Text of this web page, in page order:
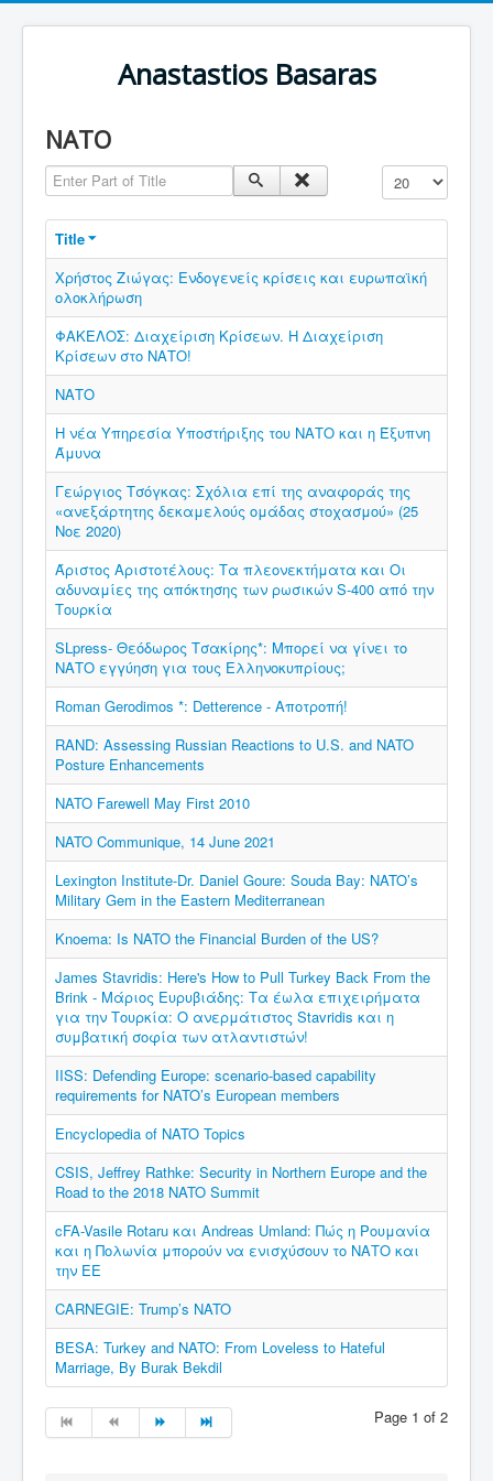
Anastastios Basaras
ΝΑΤΟ
Enter Part of Title Display #
Title
Χρήστος Ζιώγας: Ενδογενείς κρίσεις και ευρωπαϊκή
ολοκλήρωση
ΦΑΚΕΛΟΣ: Διαχείριση Κρίσεων. Η Διαχείριση
Κρίσεων στο ΝΑΤΟ!
ΝΑΤΟ
Η νέα Υπηρεσία Υποστήριξης του ΝΑΤΟ και η Έξυπνη
Άμυνα
Γεώργιος Τσόγκας: Σχόλια επί της αναφοράς της
«ανεξάρτητης δεκαμελούς ομάδας στοχασμού» (25
Νοε 2020)
Άριστος Αριστοτέλους: Τα πλεονεκτήματα και Οι
αδυναμίες της απόκτησης των ρωσικών S-400 από την
Τουρκία
SLpress- Θεόδωρος Τσακίρης*: Μπορεί να γίνει το
ΝΑΤΟ εγγύηση για τους Ελληνοκυπρίους;
Roman Gerodimos *: Detterence - Αποτροπή!
RAND: Assessing Russian Reactions to U.S. and NATO
Posture Enhancements
NATO Farewell May First 2010
NATO Communique, 14 June 2021
Lexington Institute-Dr. Daniel Goure: Souda Bay: NATO’s
Military Gem in the Eastern Mediterranean
Knoema: Is NATO the Financial Burden of the US?
James Stavridis: Here's How to Pull Turkey Back From the
Brink - Μάριος Ευρυβιάδης: Τα έωλα επιχειρήματα
για την Τουρκία: Ο ανερμάτιστος Stavridis και η
συμβατική σοφία των ατλαντιστών!
IISS: Defending Europe: scenario-based capability
requirements for NATO’s European members
Encyclopedia of NATO Topics
CSIS, Jeffrey Rathke: Security in Northern Europe and the
Road to the 2018 NATO Summit
cFA-Vasile Rotaru και Andreas Umland: Πώς η Ρουμανία
και η Πολωνία μπορούν να ενισχύσουν το ΝΑΤΟ και
την ΕΕ
CARNEGIE: Trump’s NATO
BESA: Turkey and NATO: From Loveless to Hateful
Marriage, By Burak Bekdil
Page 1 of 2